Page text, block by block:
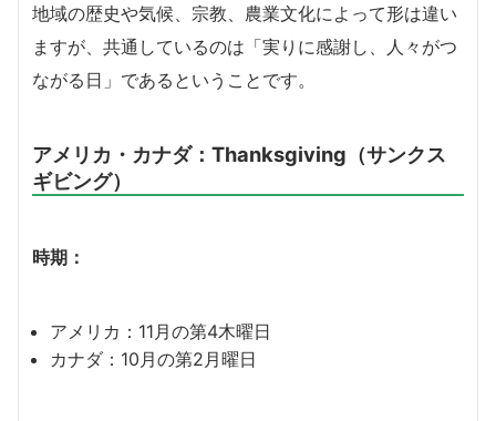
地域の歴史や気候、宗教、農業文化によって形は違い
ますが、共通しているのは「実りに感謝し、人々がつ
ながる日」であるということです。
アメリカ・カナダ：Thanksgiving（サンクス
ギビング）
時期：
アメリカ：11月の第4木曜日
カナダ：10月の第2月曜日